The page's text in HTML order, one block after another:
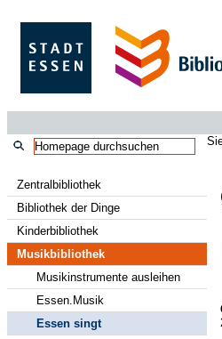
Zentralbibliothek
Bibliothek der Dinge
Kinderbibliothek
Musikbibliothek
Musikinstrumente ausleihen
Essen.Musik
Essen singt